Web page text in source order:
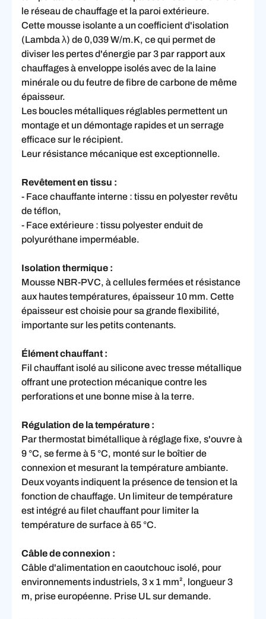
le réseau de chauffage et la paroi extérieure.
Cette mousse isolante a un coefficient d'isolation
(Lambda λ) de 0,039 W/m.K, ce qui permet de
diviser les pertes d'énergie par 3 par rapport aux
chauffages à enveloppe isolés avec de la laine
minérale ou du feutre de fibre de carbone de même
épaisseur.
Les boucles métalliques réglables permettent un
montage et un démontage rapides et un serrage
efficace sur le récipient.
Leur résistance mécanique est exceptionnelle.
Revêtement en tissu :
- Face chauffante interne : tissu en polyester revêtu
de téflon,
- Face extérieure : tissu polyester enduit de
polyuréthane imperméable.
Isolation thermique :
Mousse NBR-PVC, à cellules fermées et résistance
aux hautes températures, épaisseur 10 mm. Cette
épaisseur est choisie pour sa grande flexibilité,
importante sur les petits contenants.
Élément chauffant :
Fil chauffant isolé au silicone avec tresse métallique
offrant une protection mécanique contre les
perforations et une bonne mise à la terre.
Régulation de la température :
Par thermostat bimétallique à réglage fixe, s'ouvre à
9 °C, se ferme à 5 °C, monté sur le boîtier de
connexion et mesurant la température ambiante.
Deux voyants indiquent la présence de tension et la
fonction de chauffage. Un limiteur de température
est intégré au filet chauffant pour limiter la
température de surface à 65 °C.
Câble de connexion :
Câble d'alimentation en caoutchouc isolé, pour
environnements industriels, 3 x 1 mm², longueur 3
m, prise européenne. Prise UL sur demande.